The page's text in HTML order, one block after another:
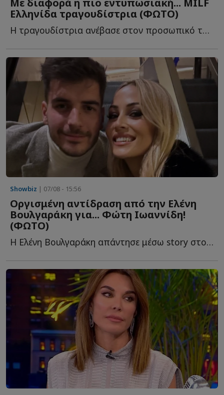
Με διαφορά η πιο εντυπωσιακή... MILF
Ελληνίδα τραγουδίστρια (ΦΩΤΟ)
Η τραγουδίστρια ανέβασε στον προσωπικό της λογαριασμό σ...
Showbiz | 07/08 - 15:56
Οργισμένη αντίδραση από την Ελένη
Βουλγαράκη για... Φώτη Ιωαννίδη!
(ΦΩΤΟ)
Η Ελένη Βουλγαράκη απάντησε μέσω story στο Instagram, για τις φ...